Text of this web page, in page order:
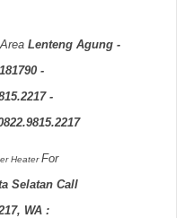
Lenteng Agung -
-
-
HeaterFor
Selatan Call
WA :